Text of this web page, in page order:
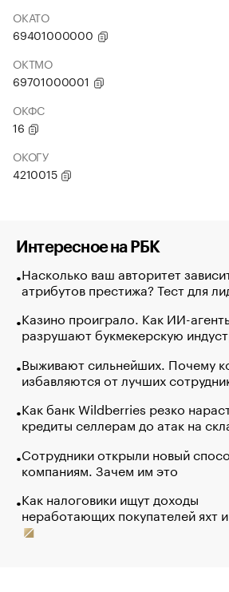
ОКАТО
69401000000
ОКТМО
69701000001
ОКФС
16
ОКОГУ
4210015
Интересное на РБК
Насколько ваш авторитет
атрибутов престижа? Тест для
Казино проиграло. Как ИИ-
разрушают букмекерскую
Выживают сильнейших. Почему
избавляются от лучших
Как банк Wildberries резко
кредиты селлерам до атак на
Сотрудники открыли новый
компаниям. Зачем им это
Как налоговики ищут доходы
неработающих покупателей яхт